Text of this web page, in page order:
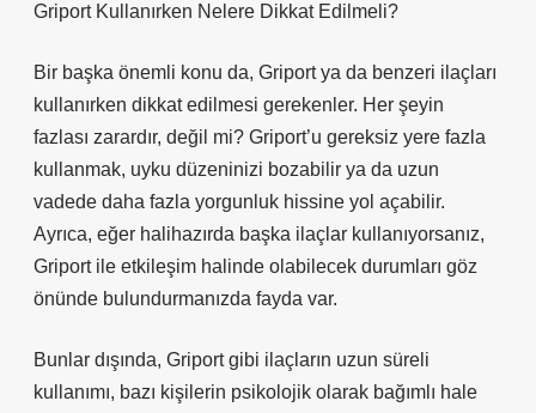
Griport Kullanırken Nelere Dikkat Edilmeli?
Bir başka önemli konu da, Griport ya da benzeri ilaçları
kullanırken dikkat edilmesi gerekenler. Her şeyin
fazlası zarardır, değil mi? Griport’u gereksiz yere fazla
kullanmak, uyku düzeninizi bozabilir ya da uzun
vadede daha fazla yorgunluk hissine yol açabilir.
Ayrıca, eğer halihazırda başka ilaçlar kullanıyorsanız,
Griport ile etkileşim halinde olabilecek durumları göz
önünde bulundurmanızda fayda var.
Bunlar dışında, Griport gibi ilaçların uzun süreli
kullanımı, bazı kişilerin psikolojik olarak bağımlı hale